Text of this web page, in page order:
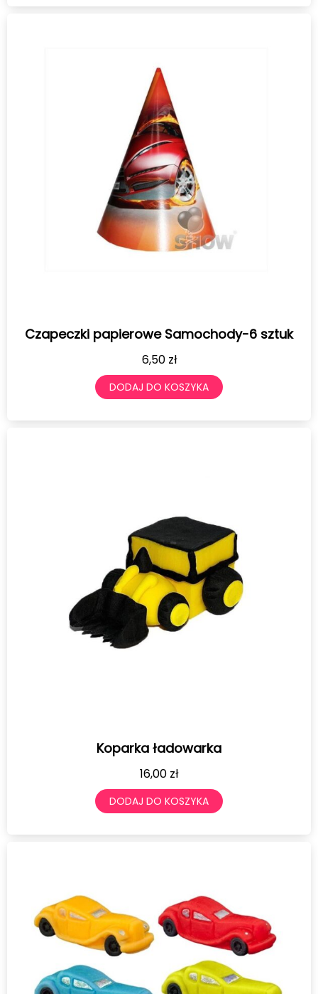
Czapeczki papierowe Samochody-6 sztuk
6,50 zł
DODAJ DO KOSZYKA
Koparka ładowarka
16,00 zł
DODAJ DO KOSZYKA